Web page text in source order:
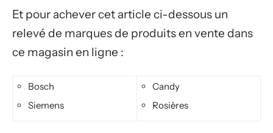
Et pour achever cet article ci-dessous un
relevé de marques de produits en vente dans
ce magasin en ligne :
Bosch
Siemens
Candy
Rosières